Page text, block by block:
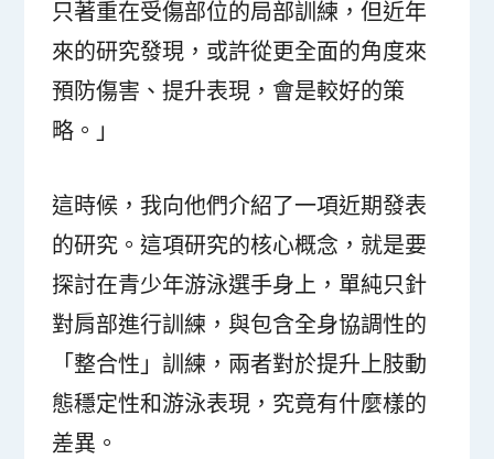
只著重在受傷部位的局部訓練，但近年
來的研究發現，或許從更全面的角度來
預防傷害、提升表現，會是較好的策
略。」
這時候，我向他們介紹了一項近期發表
的研究。這項研究的核心概念，就是要
探討在青少年游泳選手身上，單純只針
對肩部進行訓練，與包含全身協調性的
「整合性」訓練，兩者對於提升上肢動
態穩定性和游泳表現，究竟有什麼樣的
差異。